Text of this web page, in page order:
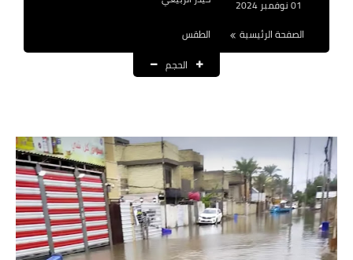
العقود والاجور اليومية
القروض والسلف
المنح المالية
قطع الاراضي
الصفحة الرئيسية
الطقس
الحجم